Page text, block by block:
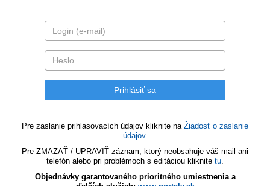
Pre zaslanie prihlasovacích údajov kliknite na Žiadosť o zaslanie
údajov.
Pre ZMAZAŤ / UPRAVIŤ záznam, ktorý neobsahuje váš mail ani
telefón alebo pri problémoch s editáciou kliknite tu.
Objednávky garantovaného prioritného umiestnenia a